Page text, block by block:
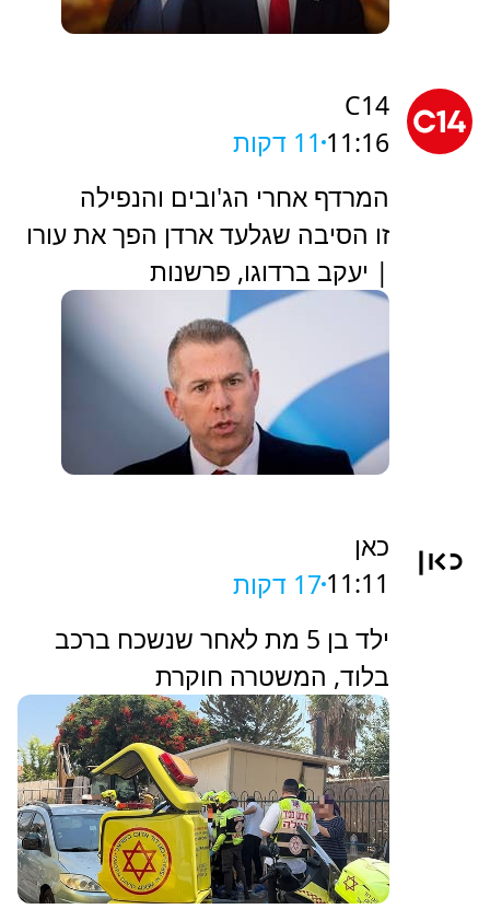
C14
11:16 11 דקות
המרדף אחרי הג'ובים והנפילה
זו הסיבה שגלעד ארדן הפך את עורו
| יעקב ברדוגו, פרשנות
כאן
11:11 17 דקות
ילד בן 5 מת לאחר שנשכח ברכב
בלוד, המשטרה חוקרת